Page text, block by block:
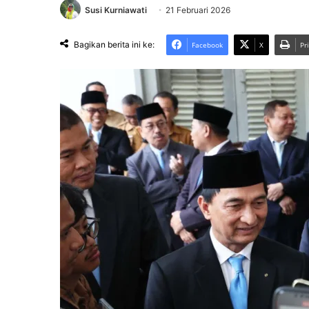
Susi Kurniawati 21 Februari 2026
Bagikan berita ini ke: Facebook X